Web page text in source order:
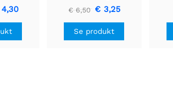
hvid 3-pak
€ 6,50 € 3,25
Se produkt